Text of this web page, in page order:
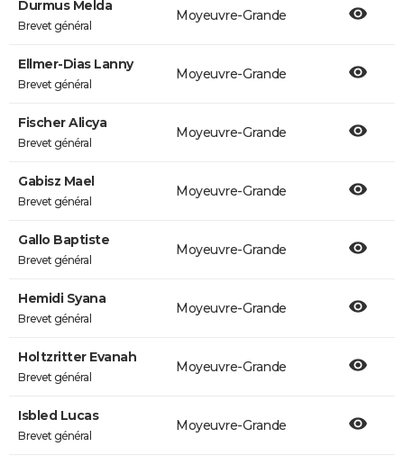
Durmus Melda
Brevet général
Moyeuvre-Grande
Ellmer-Dias Lanny
Brevet général
Moyeuvre-Grande
Fischer Alicya
Brevet général
Moyeuvre-Grande
Gabisz Mael
Brevet général
Moyeuvre-Grande
Gallo Baptiste
Brevet général
Moyeuvre-Grande
Hemidi Syana
Brevet général
Moyeuvre-Grande
Holtzritter Evanah
Brevet général
Moyeuvre-Grande
Isbled Lucas
Brevet général
Moyeuvre-Grande